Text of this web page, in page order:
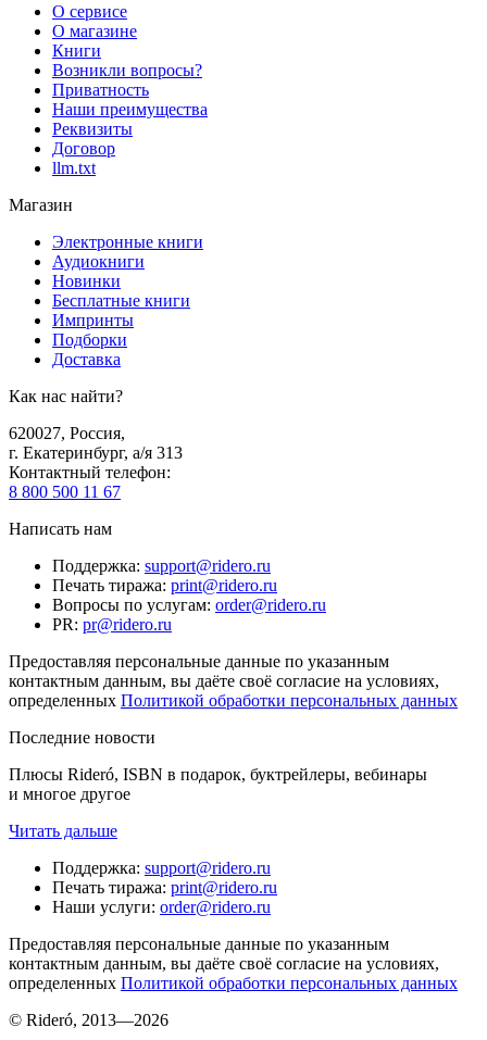
О сервисе
О магазине
Книги
Возникли вопросы?
Приватность
Наши преимущества
Реквизиты
Договор
llm.txt
Магазин
Электронные книги
Аудиокниги
Новинки
Бесплатные книги
Импринты
Подборки
Доставка
Как нас найти?
620027, Россия,
г. Екатеринбург, а/я 313
Контактный телефон:
8 800 500 11 67
Написать нам
Поддержка: support@ridero.ru
Печать тиража: print@ridero.ru
Вопросы по услугам: order@ridero.ru
PR: pr@ridero.ru
Предоставляя персональные данные по указанным
контактным данным, вы даёте своё согласие на условиях,
определенных Политикой обработки персональных данных
Последние новости
Плюсы Rideró, ISBN в подарок, буктрейлеры, вебинары
и многое другое
Читать дальше
Поддержка: support@ridero.ru
Печать тиража: print@ridero.ru
Наши услуги: order@ridero.ru
Предоставляя персональные данные по указанным
контактным данным, вы даёте своё согласие на условиях,
определенных Политикой обработки персональных данных
© Rideró, 2013—2026